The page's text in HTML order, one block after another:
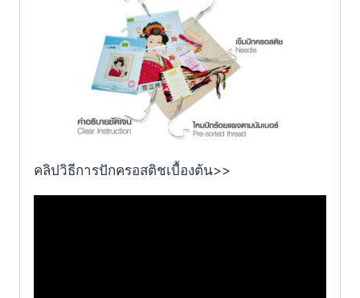
คลิปวิธีการปักครอสติชเบื้องต้น>>